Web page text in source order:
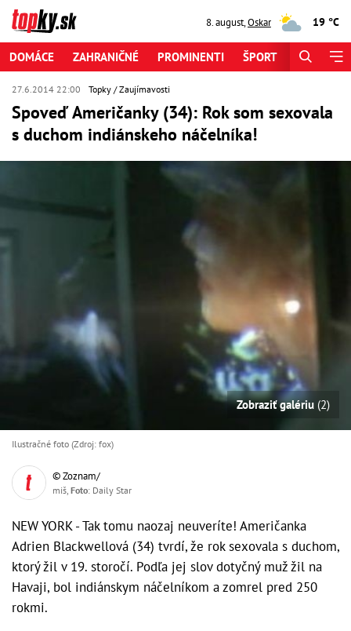
8. august,Oskar 19 °C
DOMÁCE ZAHRANIČNÉ PROMINENTI ŠPORT
27.6.2014 22:00 Topky Zaujímavosti
Spoveď Američanky (34): Rok som sexovala
s duchom indiánskeho náčelníka!
Zobraziť galériu (2)
Ilustračné foto (Zdroj: fox)
© Zoznam/
miš, Foto: Daily Star
NEW YORK - Tak tomu naozaj neuveríte! Američanka
Adrien Blackwellová (34) tvrdí, že rok sexovala s duchom,
ktorý žil v 19. storočí. Podľa jej slov dotyčný muž žil na
Havaji, bol indiánskym náčelníkom a zomrel pred 250
rokmi.